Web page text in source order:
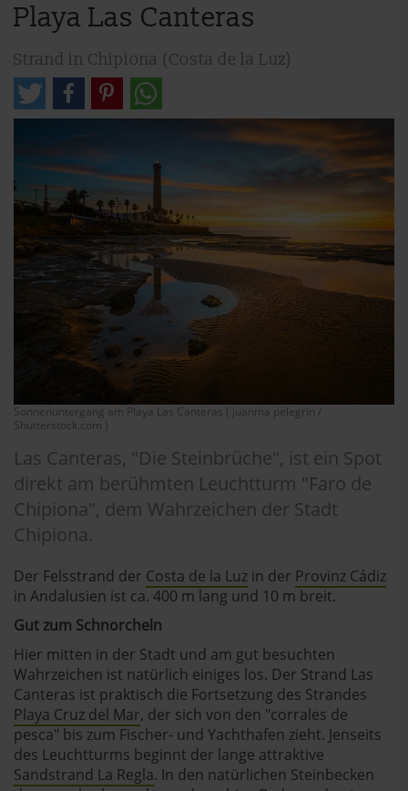
Playa Las Canteras
Strand in Chipiona (Costa de la Luz)
Sonnenuntergang am Playa Las Canteras ( juanma pelegrin /
Shutterstock.com )
Las Canteras, "Die Steinbrüche", ist ein Spot
direkt am berühmten Leuchtturm "Faro de
Chipiona", dem Wahrzeichen der Stadt
Chipiona.
Der Felsstrand der Costa de la Luz in der Provinz Cádiz
in Andalusien ist ca. 400 m lang und 10 m breit.
Gut zum Schnorcheln
Hier mitten in der Stadt und am gut besuchten
Wahrzeichen ist natürlich einiges los. Der Strand Las
Canteras ist praktisch die Fortsetzung des Strandes
Playa Cruz del Mar, der sich von den "corrales de
pesca" bis zum Fischer- und Yachthafen zieht. Jenseits
des Leuchtturms beginnt der lange attraktive
Sandstrand La Regla. In den natürlichen Steinbecken